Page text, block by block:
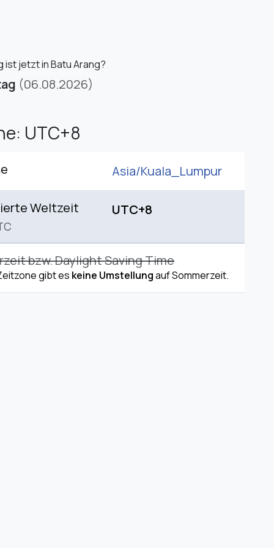
ist jetzt in Batu Arang?
(06.08.2026)
UTC+8
Asia/Kuala_Lumpur
Weltzeit UTC+8
bzw. Daylight Saving Time
gibt es keine Umstellungauf Sommerzeit.